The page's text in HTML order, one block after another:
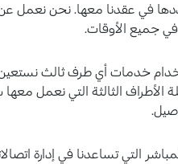
في عقدنا معها. نحن نعمل
في جميع الأوقات.
خدمات أي طرف ثالث
الأطراف الثالثة التي نعمل
التي تساعدنا في إدارة